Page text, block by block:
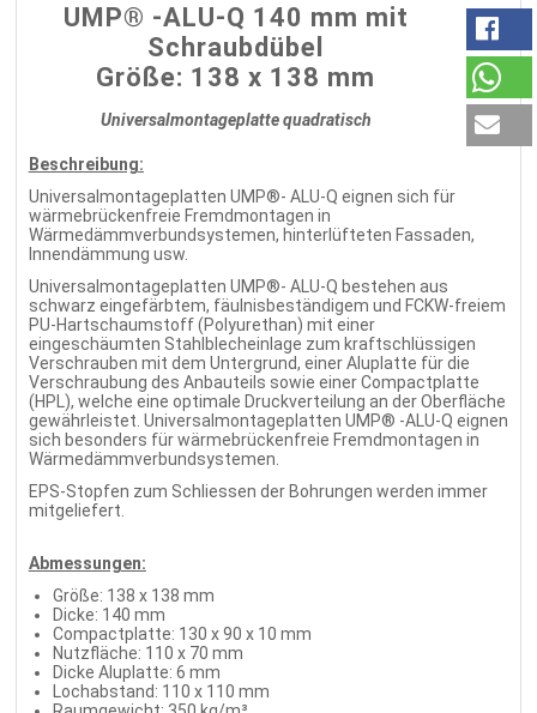
UMP® -ALU-Q 140 mm mit
Schraubdübel
Größe: 138 x 138 mm
Universalmontageplatte quadratisch
Beschreibung:
Universalmontageplatten UMP®- ALU-Q eignen sich für
wärmebrückenfreie Fremdmontagen in
Wärmedämmverbundsystemen, hinterlüfteten Fassaden,
Innendämmung usw.
Universalmontageplatten UMP®- ALU-Q bestehen aus
schwarz eingefärbtem, fäulnisbeständigem und FCKW-freiem
PU-Hartschaumstoff (Polyurethan) mit einer
eingeschäumten Stahlblecheinlage zum kraftschlüssigen
Verschrauben mit dem Untergrund, einer Aluplatte für die
Verschraubung des Anbauteils sowie einer Compactplatte
(HPL), welche eine optimale Druckverteilung an der Oberfläche
gewährleistet. Universalmontageplatten UMP® -ALU-Q eignen
sich besonders für wärmebrückenfreie Fremdmontagen in
Wärmedämmverbundsystemen.
EPS-Stopfen zum Schliessen der Bohrungen werden immer
mitgeliefert.
Abmessungen:
Größe: 138 x 138 mm
Dicke: 140 mm
Compactplatte: 130 x 90 x 10 mm
Nutzfläche: 110 x 70 mm
Dicke Aluplatte: 6 mm
Lochabstand: 110 x 110 mm